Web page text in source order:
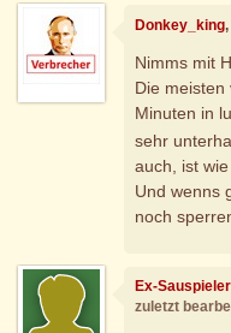
Donkey_king
Nimms mit
Die meisten
Minuten in
sehr
auch, ist
Und wenns
noch
Ex-
zuletzt